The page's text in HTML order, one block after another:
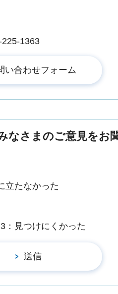
1363
なさまのご意見をお
立たなかった
3：見つけにくかった